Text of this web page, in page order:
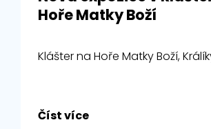
Hoře Matky Boží
Klášter na Hoře Matky Boží,
Číst více